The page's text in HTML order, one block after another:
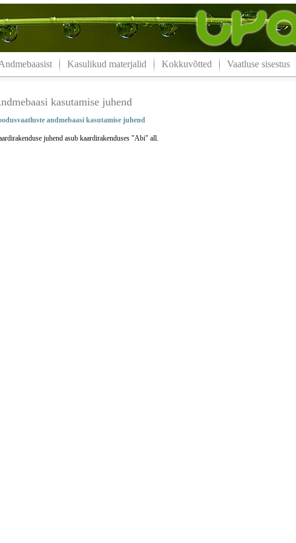
Kasulikud materjalid Kokkuvõtted Vaatluse sisestus
kasutamise juhend
andmebaasi kasutamise juhend
juhend asub kaardirakenduses "Abi" all.